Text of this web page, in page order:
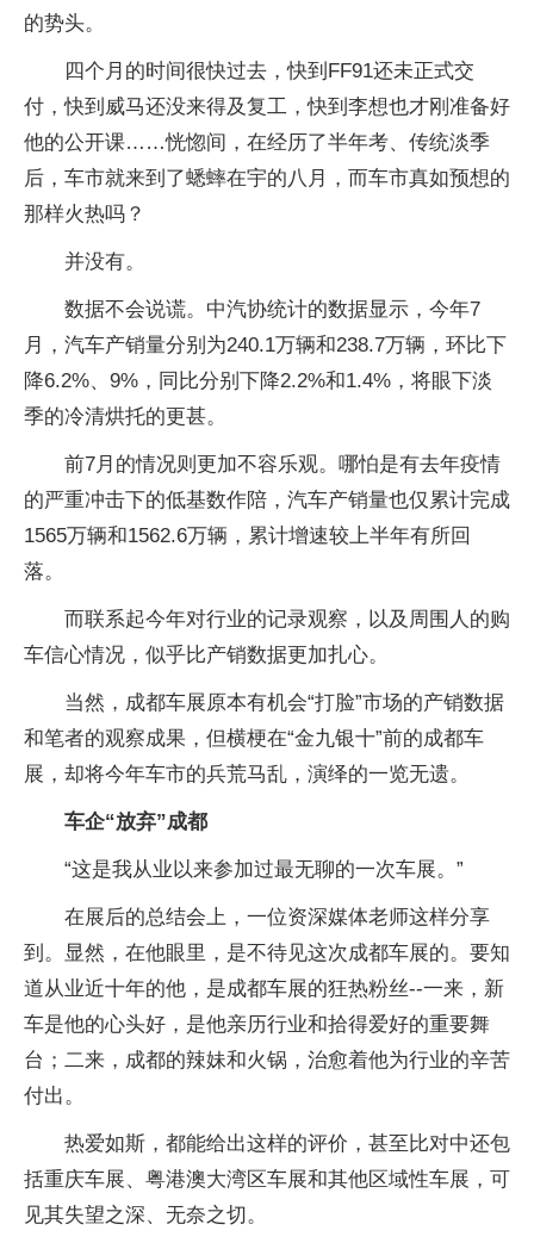
的势头。
四个月的时间很快过去，快到FF91还未正式交
付，快到威马还没来得及复工，快到李想也才刚准备好
他的公开课……恍惚间，在经历了半年考、传统淡季
后，车市就来到了蟋蟀在宇的八月，而车市真如预想的
那样火热吗？
并没有。
数据不会说谎。中汽协统计的数据显示，今年7
月，汽车产销量分别为240.1万辆和238.7万辆，环比下
降6.2%、9%，同比分别下降2.2%和1.4%，将眼下淡
季的冷清烘托的更甚。
前7月的情况则更加不容乐观。哪怕是有去年疫情
的严重冲击下的低基数作陪，汽车产销量也仅累计完成
1565万辆和1562.6万辆，累计增速较上半年有所回
落。
而联系起今年对行业的记录观察，以及周围人的购
车信心情况，似乎比产销数据更加扎心。
当然，成都车展原本有机会“打脸”市场的产销数据
和笔者的观察成果，但横梗在“金九银十”前的成都车
展，却将今年车市的兵荒马乱，演绎的一览无遗。
车企“放弃”成都
“这是我从业以来参加过最无聊的一次车展。”
在展后的总结会上，一位资深媒体老师这样分享
到。显然，在他眼里，是不待见这次成都车展的。要知
道从业近十年的他，是成都车展的狂热粉丝--一来，新
车是他的心头好，是他亲历行业和拾得爱好的重要舞
台；二来，成都的辣妹和火锅，治愈着他为行业的辛苦
付出。
热爱如斯，都能给出这样的评价，甚至比对中还包
括重庆车展、粤港澳大湾区车展和其他区域性车展，可
见其失望之深、无奈之切。